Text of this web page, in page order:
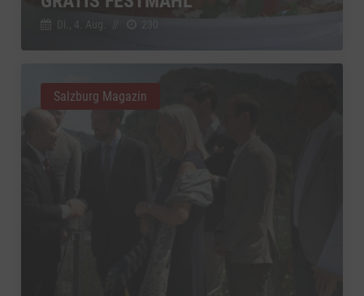
Di., 4. Aug.
Salzburg Magazin